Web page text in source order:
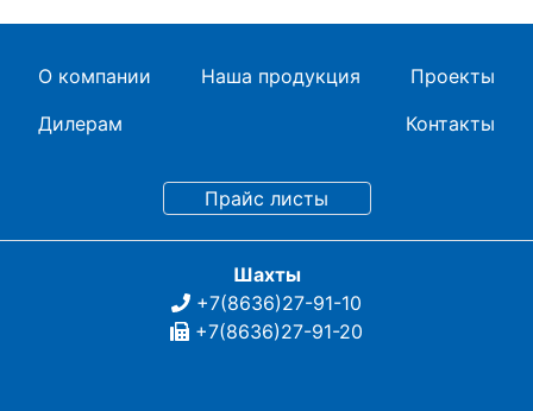
О компании Наша продукция
Проекты
Дилерам
Контакты
Шахты
+7(8636)27-91-10
+7(8636)27-91-20